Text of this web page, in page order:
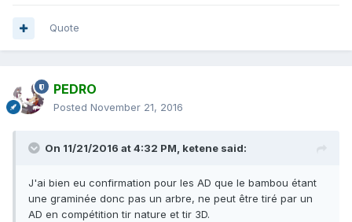
Quote
PEDRO
Posted November 21, 2016
On 11/21/2016 at 4:32 PM, ketene said:
J'ai bien eu confirmation pour les AD que le bambou étant
une graminée donc pas un arbre, ne peut être tiré par un
AD en compétition tir nature et tir 3D.